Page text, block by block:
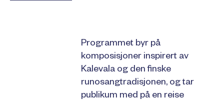
Programmet byr på
komposisjoner inspirert av
Kalevala og den finske
runosangtradisjonen, og tar
publikum med på en reise